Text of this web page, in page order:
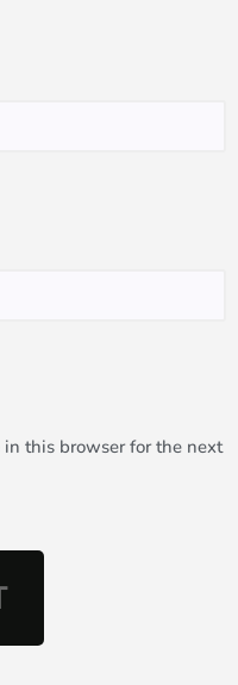
this browser for the next